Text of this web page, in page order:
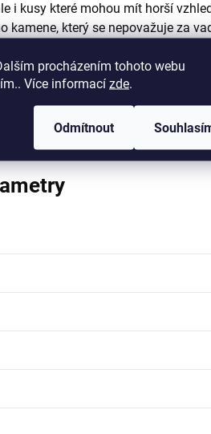
procházením tohoto webu
Více informací zde.
Odmítnout
i kusy které mohou mít horší
kamene, který se nepovažuje za
si jednotlivé kusy rozložit,
zdarma od 120.000 Kč! Cena
vzdálenosti a množství, cena